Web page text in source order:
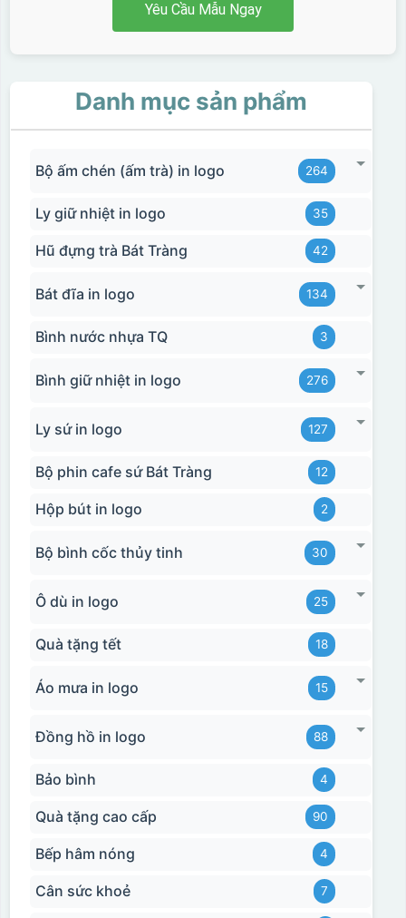
Yêu Cầu Mẫu Ngay
Danh mục sản phẩm
Bộ ấm chén (ấm trà) in logo 264
Ly giữ nhiệt in logo 35
Hũ đựng trà Bát Tràng 42
Bát đĩa in logo 134
Bình nước nhựa TQ 3
Bình giữ nhiệt in logo 276
Ly sứ in logo 127
Bộ phin cafe sứ Bát Tràng 12
Hộp bút in logo 2
Bộ bình cốc thủy tinh 30
Ô dù in logo 25
Quà tặng tết 18
Áo mưa in logo 15
Đồng hồ in logo 88
Bảo bình 4
Quà tặng cao cấp 90
Bếp hâm nóng 4
Cân sức khoẻ 7